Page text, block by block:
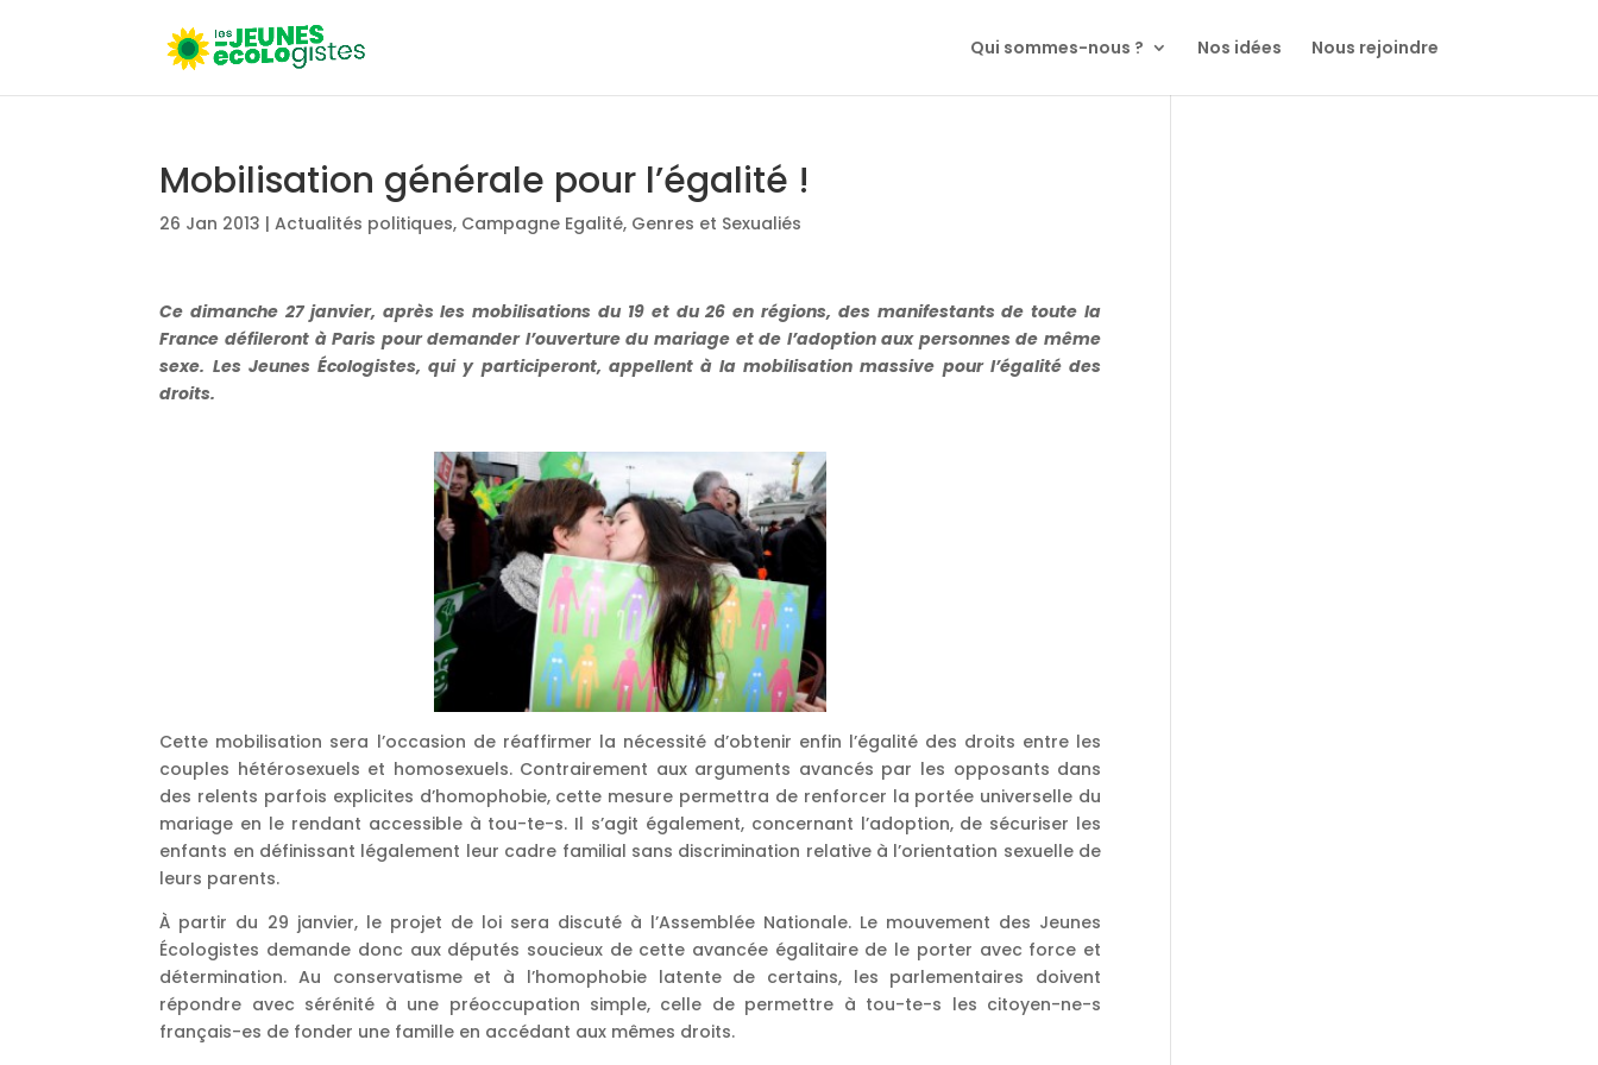
Qui sommes-nous ? Nos idées Nous rejoindre
Mobilisation générale pour l’égalité !
26 Jan 2013 |Actualités politiques, Campagne Egalité, Genres et Sexualiés
Ce dimanche 27 janvier, après les mobilisations du 19 et du 26 en régions, des manifestants de toute la
France défileront à Paris pour demander l’ouverture du mariage et de l’adoption aux personnes de même
sexe. Les Jeunes Écologistes, qui y participeront, appellent à la mobilisation massive pour l’égalité des
droits.
Cette mobilisation sera l’occasion de réaffirmer la nécessité d’obtenir enfin l’égalité des droits entre les
couples hétérosexuels et homosexuels. Contrairement aux arguments avancés par les opposants dans
des relents parfois explicites d’homophobie, cette mesure permettra de renforcer la portée universelle du
mariage en le rendant accessible à tou-te-s. Il s’agit également, concernant l’adoption, de sécuriser les
enfants en définissant légalement leur cadre familial sans discrimination relative à l’orientation sexuelle de
leurs parents.
À partir du 29 janvier, le projet de loi sera discuté à l’Assemblée Nationale. Le mouvement des Jeunes
Écologistes demande donc aux députés soucieux de cette avancée égalitaire de le porter avec force et
détermination. Au conservatisme et à l’homophobie latente de certains, les parlementaires doivent
répondre avec sérénité à une préoccupation simple, celle de permettre à tou-te-s les citoyen-ne-s
français-es de fonder une famille en accédant aux mêmes droits.